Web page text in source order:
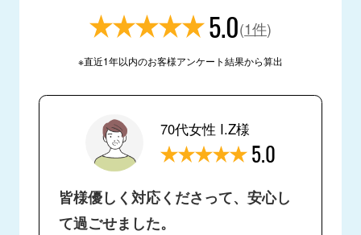
5.0(1件)
※直近1年以内のお客様アンケート結果から算出
70代女性 I.Z様
5.0
皆様優しく対応くださって、安心し
て過ごせました。